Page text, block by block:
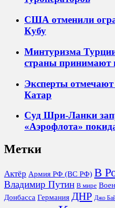
США отменили
Кубу
Минтуризма
страны принимают
Эксперты отмечают
Катар
Суд Шри-Ланки
«Аэрофлота»
Метки
Актёр Армия РФ (ВС РФ) В
Владимир Путин В мире
Донбасса Германия ДНР Джо